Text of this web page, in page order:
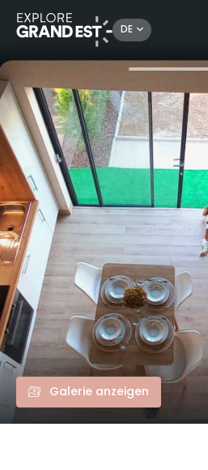
DE
Sehenswertes in der Region Grand Est
Galerie anzeigen